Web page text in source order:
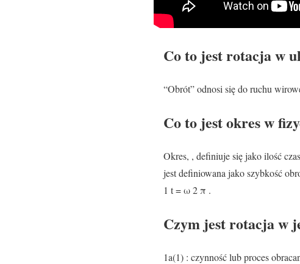
Co to jest rotacja w
“Obrót” odnosi się do ruchu
Co to jest okres w
Okres, , definiuje się jako ilość
jest definiowana jako szybkość
1 t = ω 2 π .
Czym jest rotacja w
1a(1) : czynność lub proces